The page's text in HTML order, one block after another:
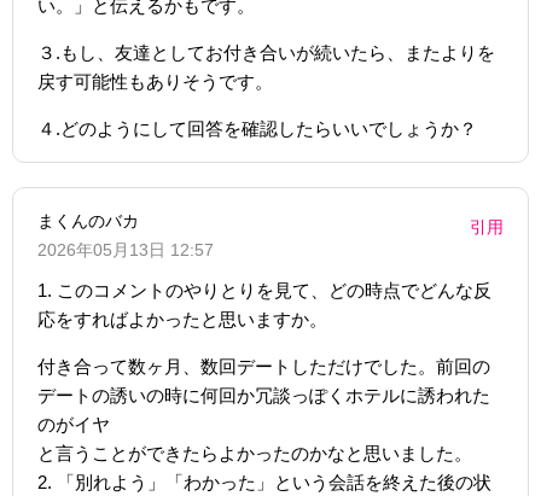
い。」と伝えるかもです。
３.もし、友達としてお付き合いが続いたら、またよりを
戻す可能性もありそうです。
４.どのようにして回答を確認したらいいでしょうか？
まくんのバカ
2026年05月13日 12:57
引用
1. このコメントのやりとりを見て、どの時点でどんな反
応をすればよかったと思いますか。
付き合って数ヶ月、数回デートしただけでした。前回の
デートの誘いの時に何回か冗談っぽくホテルに誘われた
のがイヤ
と言うことができたらよかったのかなと思いました。
2. 「別れよう」「わかった」という会話を終えた後の状